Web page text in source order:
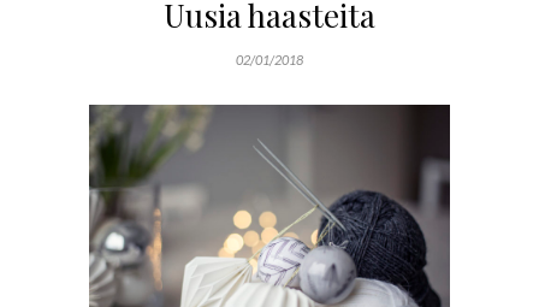
Uusia haasteita
02/01/2018